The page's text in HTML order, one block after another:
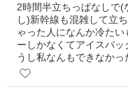
2時間半立ちっぱなしで(
し)新幹線も混雑して立
ゃった人になんか冷た
ーしかなくてアイスバ
うし私なんもできなか